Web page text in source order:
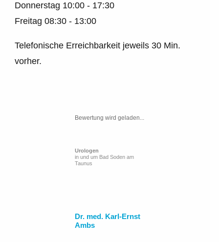
Donnerstag 10:00 - 17:30
Freitag 08:30 - 13:00
Telefonische Erreichbarkeit jeweils 30 Min.
vorher.
Bewertung wird geladen...
Urologen
in und um Bad Soden am
Taunus
Dr. med. Karl-Ernst
Ambs